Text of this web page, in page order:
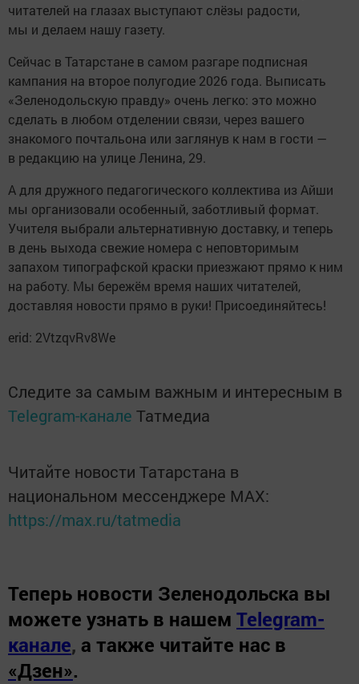
читателей на глазах выступают слёзы радости,
мы и делаем нашу газету.
Сейчас в Татарстане в самом разгаре подписная
кампания на второе полугодие 2026 года. Выписать
«Зеленодольскую правду» очень легко: это можно
сделать в любом отделении связи, через вашего
знакомого почтальона или заглянув к нам в гости —
в редакцию на улице Ленина, 29.
А для дружного педагогического коллектива из Айши
мы организовали особенный, заботливый формат.
Учителя выбрали альтернативную доставку, и теперь
в день выхода свежие номера с неповторимым
запахом типографской краски приезжают прямо к ним
на работу. Мы бережём время наших читателей,
доставляя новости прямо в руки! Присоединяйтесь!
erid: 2VtzqvRv8We
Следите за самым важным и интересным в
Telegram-канале Татмедиа
Читайте новости Татарстана в
национальном мессенджере MАХ:
https://max.ru/tatmedia
Теперь новости Зеленодольска вы
можете узнать в нашем Telegram-
канале, а также читайте нас в
«Дзен».